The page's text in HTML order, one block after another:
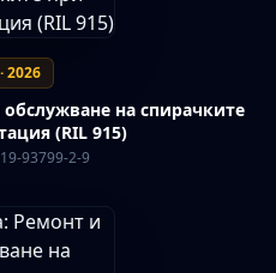
2026
на спирачките
(RIL 915)
93799-2-9